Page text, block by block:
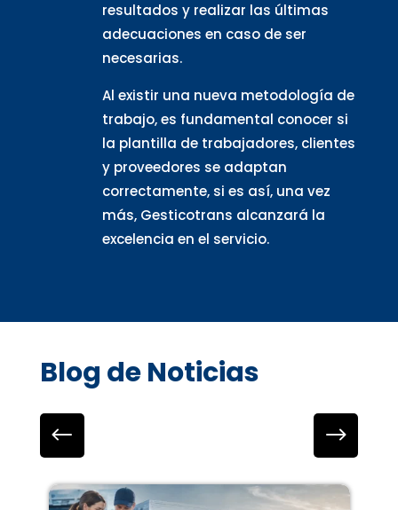
resultados y realizar las últimas
adecuaciones en caso de ser
necesarias.
Al existir una nueva metodología de
trabajo, es fundamental conocer si
la plantilla de trabajadores, clientes
y proveedores se adaptan
correctamente, si es así, una vez
más, Gesticotrans alcanzará la
excelencia en el servicio.
Blog de Noticias